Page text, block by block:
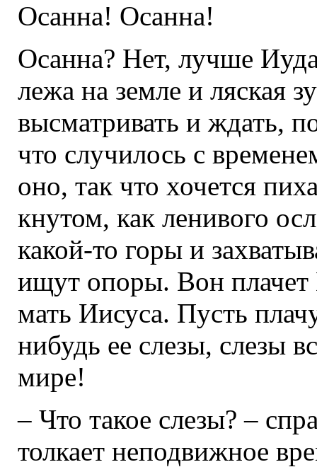
Осанна! Осанна!
Осанна? Нет, лучше
лежа на земле и ляская
высматривать и ждать,
что случилось с
оно, так что хочется
кнутом, как ленивого
какой-то горы и
ищут опоры. Вон
мать Иисуса. Пусть
нибудь ее слезы, слезы
мире!
– Что такое слезы? –
толкает неподвижное